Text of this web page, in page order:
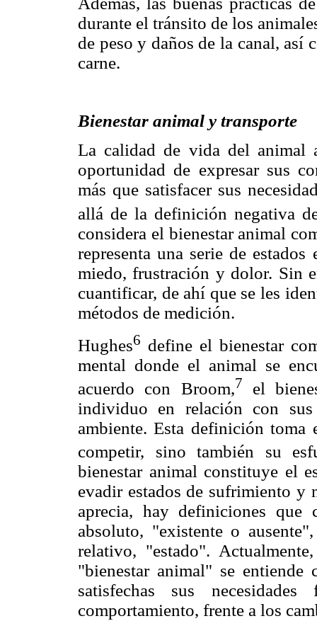
durante el tránsito de los
de peso y daños de la canal, así
carne.
Bienestar animal y transporte
La calidad de vida del animal
oportunidad de expresar sus
más que satisfacer sus
allá de la definición negativa
considera el bienestar animal
representa una serie de
miedo, frustración y dolor. Sin
cuantificar, de ahí que se les
métodos de medición.
Hughes6 define el bienestar
mental donde el animal se
acuerdo con Broom,7
el
individuo en relación con
ambiente. Esta definición
competir, sino también su
bienestar animal constituye el
evadir estados de sufrimiento y
aprecia, hay definiciones que
absoluto, "existente o
relativo, "estado".
"bienestar animal" se
satisfechas sus
comportamiento, frente a los